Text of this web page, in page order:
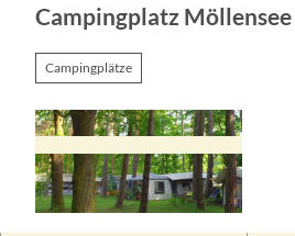
Campingplatz
Campingplätze